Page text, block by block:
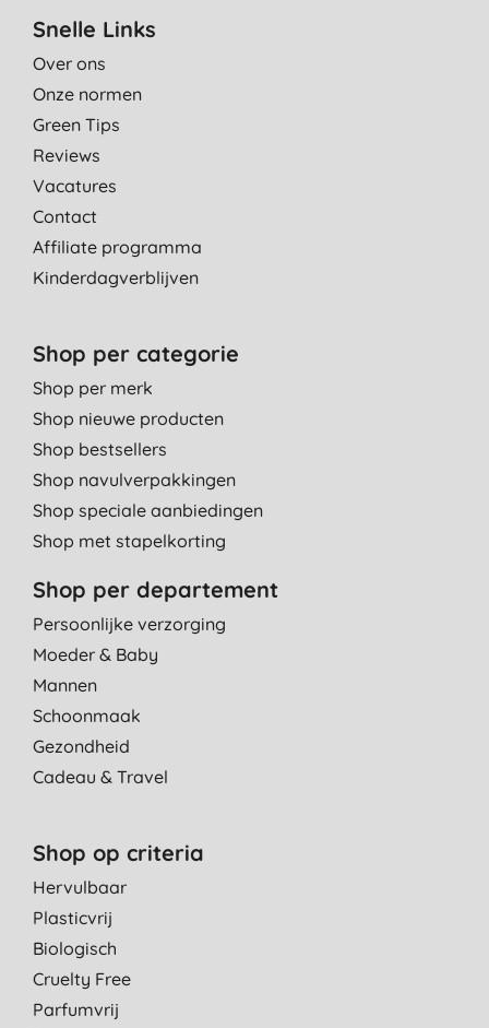
Snelle Links
Over ons
Onze normen
Green Tips
Reviews
Vacatures
Contact
Affiliate programma
Kinderdagverblijven
Shop per categorie
Shop per merk
Shop nieuwe producten
Shop bestsellers
Shop navulverpakkingen
Shop speciale aanbiedingen
Shop met stapelkorting
Shop per departement
Persoonlijke verzorging
Moeder & Baby
Mannen
Schoonmaak
Gezondheid
Cadeau & Travel
Shop op criteria
Hervulbaar
Plasticvrij
Biologisch
Cruelty Free
Parfumvrij